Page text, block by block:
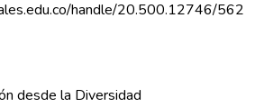
handle/20.500.12746/562
desde la Diversidad